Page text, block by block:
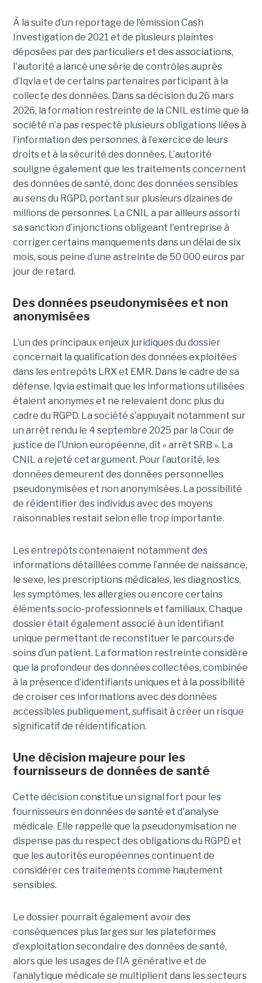
À la suite d’un reportage de l’émission Cash
Investigation de 2021 et de plusieurs plaintes
déposées par des particuliers et des associations,
l'autorité a lancé une série de contrôles auprès
d’Iqvia et de certains partenaires participant à la
collecte des données. Dans sa décision du 26 mars
2026, la formation restreinte de la CNIL estime que la
société n’a pas respecté plusieurs obligations liées à
l’information des personnes, à l’exercice de leurs
droits et à la sécurité des données. L’autorité
souligne également que les traitements concernent
des données de santé, donc des données sensibles
au sens du RGPD, portant sur plusieurs dizaines de
millions de personnes. La CNIL a par ailleurs assorti
sa sanction d’injonctions obligeant l'entreprise à
corriger certains manquements dans un délai de six
mois, sous peine d’une astreinte de 50 000 euros par
jour de retard.
Des données pseudonymisées et non
anonymisées
L’un des principaux enjeux juridiques du dossier
concernait la qualification des données exploitées
dans les entrepôts LRX et EMR. Dans le cadre de sa
défense, Iqvia estimait que les informations utilisées
étaient anonymes et ne relevaient donc plus du
cadre du RGPD. La société s’appuyait notamment sur
un arrêt rendu le 4 septembre 2025 par la Cour de
justice de l’Union européenne, dit « arrêt SRB ». La
CNIL a rejeté cet argument. Pour l’autorité, les
données demeurent des données personnelles
pseudonymisées et non anonymisées. La possibilité
de réidentifier des individus avec des moyens
raisonnables restait selon elle trop importante.
Les entrepôts contenaient notamment des
informations détaillées comme l’année de naissance,
le sexe, les prescriptions médicales, les diagnostics,
les symptômes, les allergies ou encore certains
éléments socio-professionnels et familiaux. Chaque
dossier était également associé à un identifiant
unique permettant de reconstituer le parcours de
soins d’un patient. La formation restreinte considère
que la profondeur des données collectées, combinée
à la présence d’identifiants uniques et à la possibilité
de croiser ces informations avec des données
accessibles publiquement, suffisait à créer un risque
significatif de réidentification.
Une décision majeure pour les
fournisseurs de données de santé
Cette décision constitue un signal fort pour les
fournisseurs en données de santé et d'analyse
médicale. Elle rappelle que la pseudonymisation ne
dispense pas du respect des obligations du RGPD et
que les autorités européennes continuent de
considérer ces traitements comme hautement
sensibles.
Le dossier pourrait également avoir des
conséquences plus larges sur les plateformes
d’exploitation secondaire des données de santé,
alors que les usages de l’IA générative et de
l’analytique médicale se multiplient dans les secteurs